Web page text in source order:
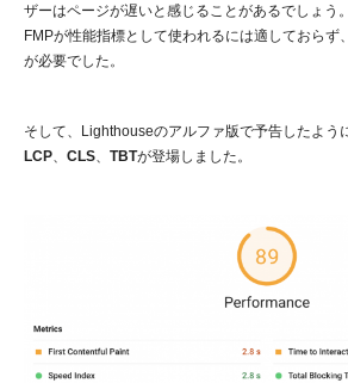
ザーはページが遅いと感じることがあるでしょう
FMPが性能指標として使われるには適しておらず
が必要でした。
そして、Lighthouseのアルファ版で予告したよう
LCP
CLS TBTが登場しました。